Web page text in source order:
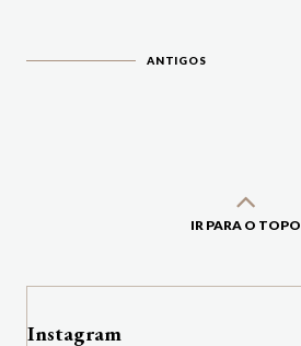
ANTIGOS
IR PARA O TOPO
Instagram